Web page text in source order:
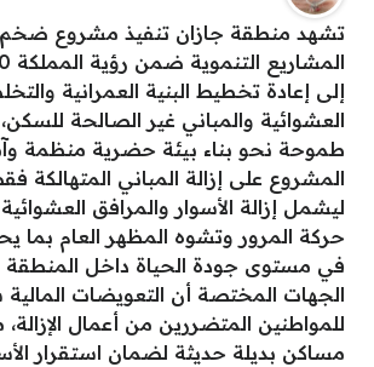
تشهد منطقة جازان تنفيذ مشروع
إلى إعادة تخطيط البنية العمرانية
العشوائية والمباني غير الصالحة
طموحة نحو بناء بيئة حضرية منظمة
المشروع على إزالة المباني المتهالكة
ليشمل إزالة الأسوار والمرافق
حركة المرور وتشوه المظهر العام بما
في مستوى جودة الحياة داخل المنطقة
الجهات المختصة أن التعويضات
للمواطنين المتضررين من أعمال الإزالة،
مساكن بديلة حديثة لضمان استقرار